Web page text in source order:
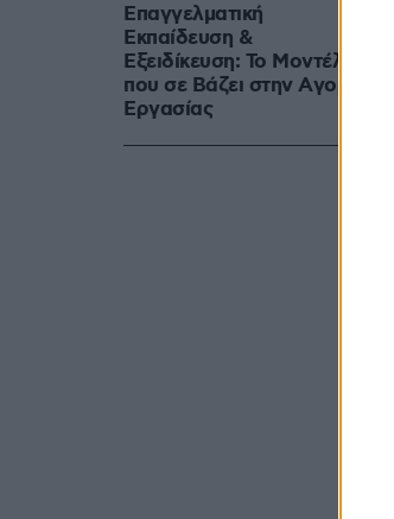
Επαγγελματική
Εκπαίδευση &
Εξειδίκευση: Το Mοντέλο
που σε Bάζει στην Aγορά
Eργασίας